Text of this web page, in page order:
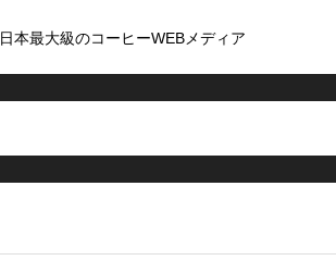
日本最大級のコーヒーWEBメディア